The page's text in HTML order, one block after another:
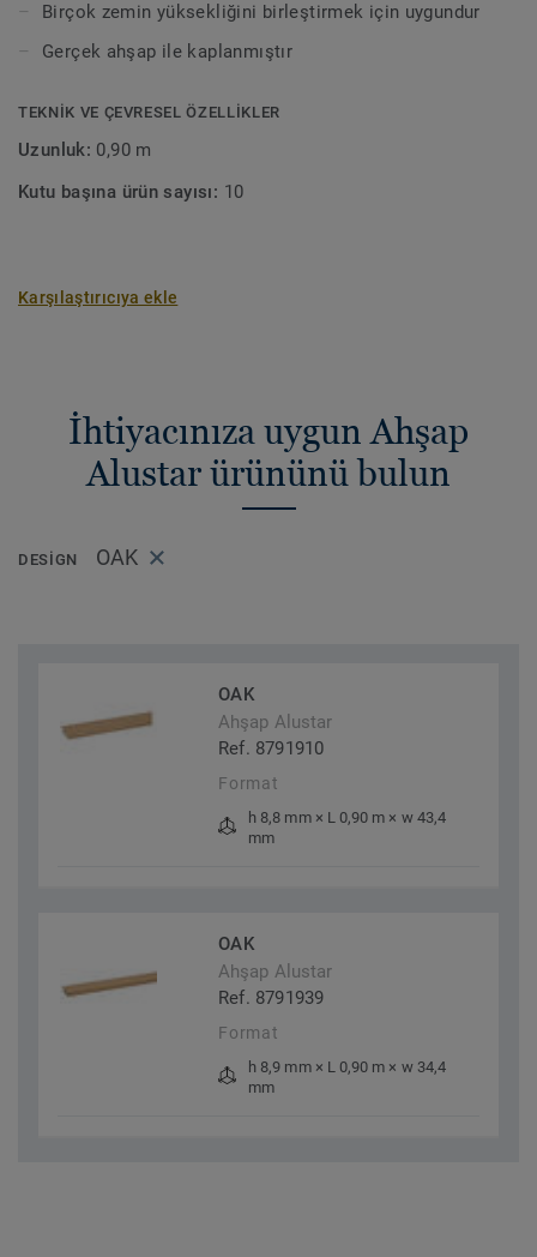
Birçok zemin yüksekliğini birleştirmek için uygundur
Gerçek ahşap ile kaplanmıştır
TEKNIK VE ÇEVRESEL ÖZELLIKLER
Uzunluk: 0,90 m
Kutu başına ürün sayısı: 10
Karşılaştırıcıya ekle
İhtiyacınıza uygun Ahşap
Alustar ürününü bulun
DESIGN OAK
OAK
Ahşap Alustar
Ref. 8791910
Format
h 8,8 mm × L 0,90 m × w 43,4
mm
OAK
Ahşap Alustar
Ref. 8791939
Format
h 8,9 mm × L 0,90 m × w 34,4
mm